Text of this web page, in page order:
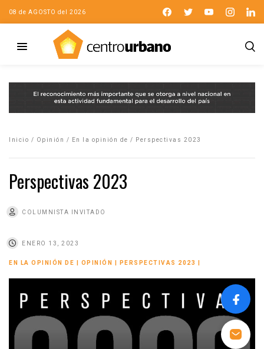
08 de AGOSTO del 2026
Inicio / Opinión / En la opinión de / Perspectivas 2023
Perspectivas 2023
COLUMNISTA INVITADO
ENERO 13, 2023
EN LA OPINIÓN DE OPINIÓN PERSPECTIVAS 2023